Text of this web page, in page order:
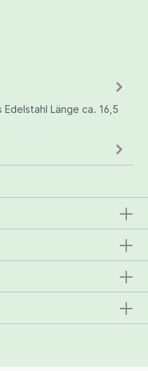
Länge ca. 16,5